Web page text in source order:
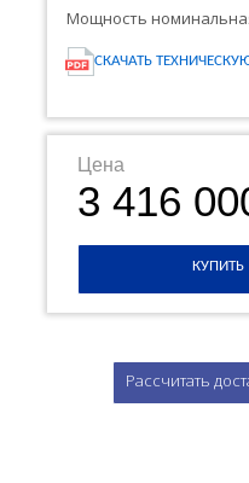
Мощность
СКАЧАТЬ
Цена
3 416
КУПИТЬ
Рассчитать